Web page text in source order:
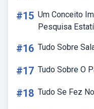
#15 Um Conceito
Pesquisa
#16 Tudo Sobre
#17 Tudo Sobre O
#18 Tudo Se Fez